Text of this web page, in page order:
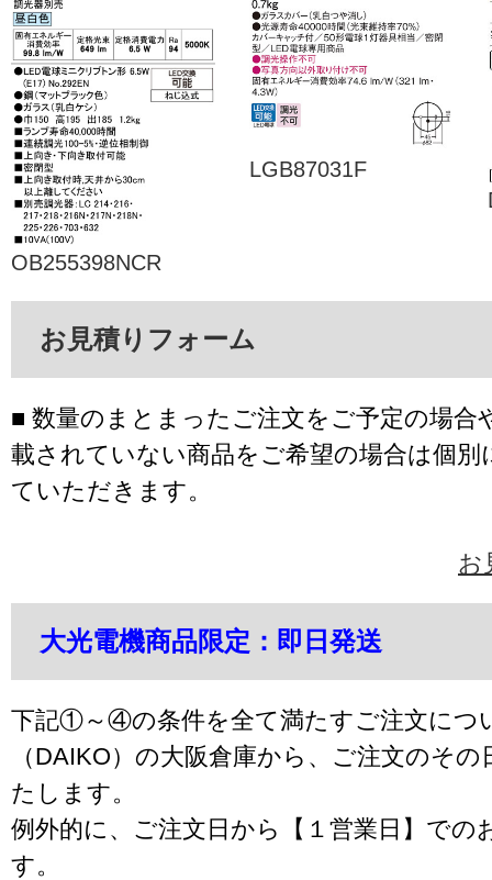
OB255398NCR
LGB87031F
お見積りフォーム
■ 数量のまとまったご注文をご予定の場合
載されていない商品をご希望の場合は個別
ていただきます。
お
大光電機商品限定：即日発送
下記①～④の条件を全て満たすご注文につ
（DAIKO）の大阪倉庫から、ご注文のそ
たします。
例外的に、ご注文日から【１営業日】での
す。